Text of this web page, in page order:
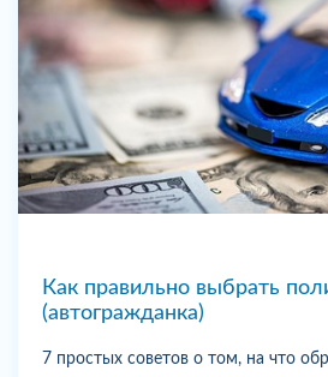
Как правильно выбрать
(автогражданка)
7 простых советов о том, на что